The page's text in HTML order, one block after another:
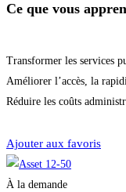
Ce que vous
Transformer les services
Améliorer l’accès, la
Réduire les coûts
Ajouter aux favoris
À la demande